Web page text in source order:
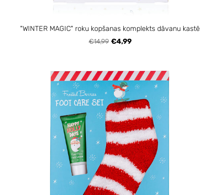
"WINTER MAGIC" roku kopšanas komplekts dāvanu kastē
€14,99 €4,99